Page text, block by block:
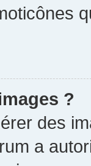
?
des
a